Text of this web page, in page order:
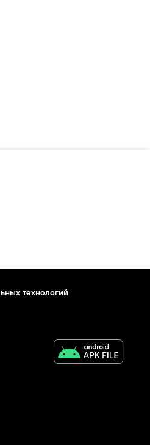
технологий